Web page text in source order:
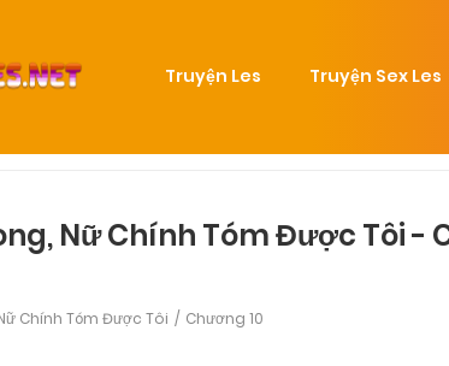
Truyện Les Truyện Sex Les
Nữ Chính Tóm Được Tôi -
Chính Tóm Được Tôi Chương 10